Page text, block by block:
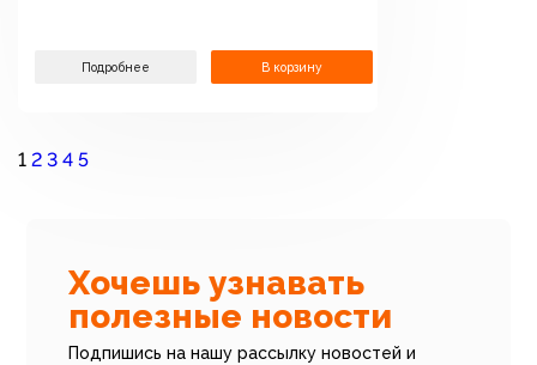
Подробнее В корзину
1 2 3 4 5
Хочешь узнавать
полезные новости
Подпишись на нашу рассылку новостей и